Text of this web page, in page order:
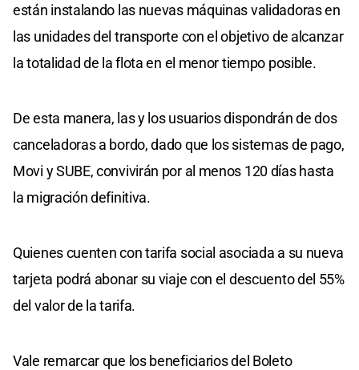
están instalando las nuevas máquinas validadoras en
las unidades del transporte con el objetivo de alcanzar
la totalidad de la flota en el menor tiempo posible.
De esta manera, las y los usuarios dispondrán de dos
canceladoras a bordo, dado que los sistemas de pago,
Movi y SUBE, convivirán por al menos 120 días hasta
la migración definitiva.
Quienes cuenten con tarifa social asociada a su nueva
tarjeta podrá abonar su viaje con el descuento del 55%
del valor de la tarifa.
Vale remarcar que los beneficiarios del Boleto